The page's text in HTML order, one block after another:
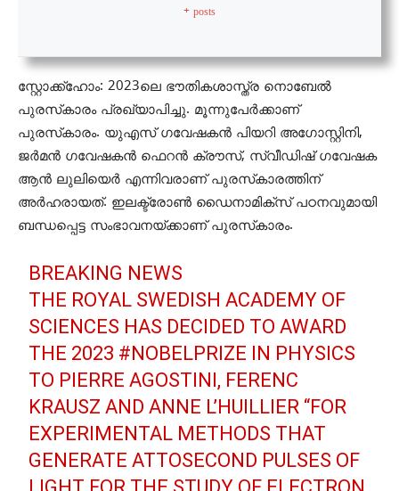
+ posts
സ്റ്റോക്ക്‌ഹോം: 2023ലെ ഭൗതികശാസ്ത്ര നൊബേല്‍
പുരസ്‌കാരം പ്രഖ്യാപിച്ചു. മൂന്നുപേര്‍ക്കാണ്
പുരസ്‌കാരം. യുഎസ് ഗവേഷകന്‍ പിയറി അഗോസ്റ്റിനി,
ജര്‍മന്‍ ഗവേഷകന്‍ ഫെറന്‍ ക്രൗസ്, സ്വീഡിഷ് ഗവേഷക
ആന്‍ ലുലിയെര്‍ എന്നിവരാണ് പുരസ്‌കാരത്തിന്
അര്‍ഹരായത്. ഇലക്ട്രോണ്‍ ഡൈനാമിക്‌സ് പഠനവുമായി
ബന്ധപ്പെട്ട സംഭാവനയ്ക്കാണ് പുരസ്‌കാരം.
BREAKING NEWS
THE ROYAL SWEDISH ACADEMY OF
SCIENCES HAS DECIDED TO AWARD
THE 2023 #NOBELPRIZE IN PHYSICS
TO PIERRE AGOSTINI, FERENC
KRAUSZ AND ANNE L’HUILLIER “FOR
EXPERIMENTAL METHODS THAT
GENERATE ATTOSECOND PULSES OF